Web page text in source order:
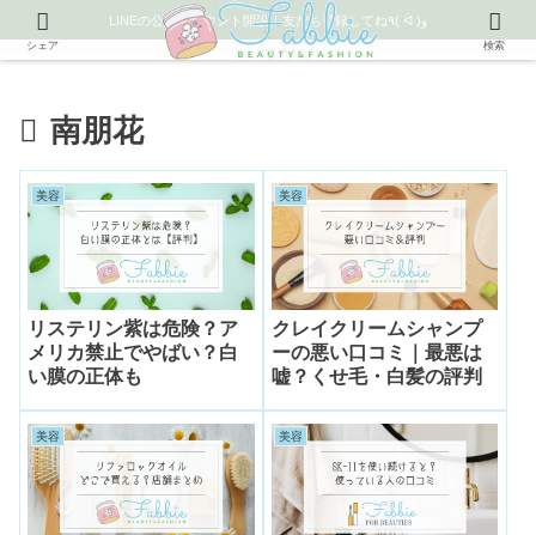
LINEの公式アカウント開設！友だち登録してね٩( ᐛ )و
南朋花
美容
リステリン紫は危険？ア
メリカ禁止でやばい？白
い膜の正体も
美容
クレイクリームシャンプ
ーの悪い口コミ｜最悪は
嘘？くせ毛・白髪の評判
美容 美容
シェア 検索